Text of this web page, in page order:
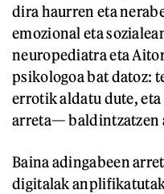
dira haurren eta
emozional eta
neuropediatra eta
psikologoa bat datoz:
errotik aldatu dute,
arreta— baldintzatzen
Baina adingabeen
digitalak